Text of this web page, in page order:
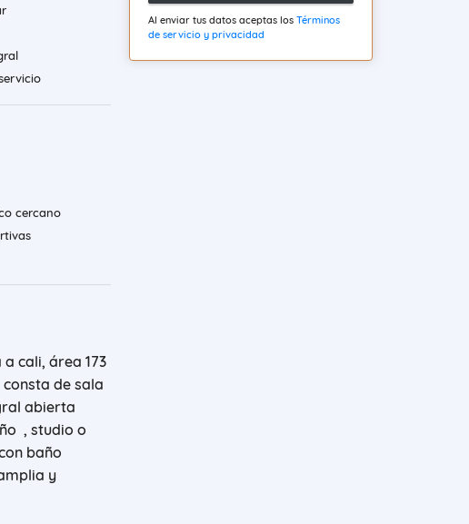
cercano
cali, área 173
de sala
abierta
, studio o
baño
y
Al enviar tus datos aceptas los Términos
de servicio y privacidad